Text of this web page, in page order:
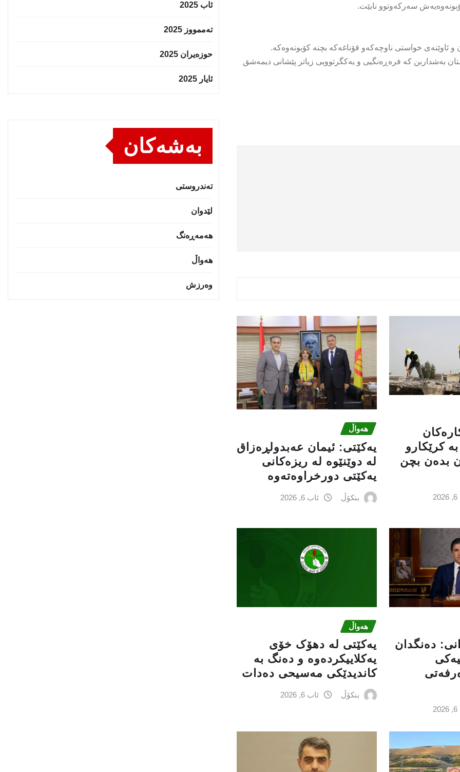
سه‌ركه‌وتوو نابێت.
ئاوێنه‌ی خواستی ناوچه‌كه‌و قۆناغه‌كه‌ بچنه‌ كۆبونه‌وه‌كه‌.
به‌شداربن كه‌ فره‌ڕه‌نگیی و یه‌كگرتوویی زیاتر پێشانی دیمه‌شق
کرێکارو
بدەن بچن
هەواڵ
یه‌كێتی: ئیمان عه‌بدولڕه‌زاق
له‌ دوێنێوه‌ له‌ ریزه‌كانی
یه‌كێتی دورخراوه‌ته‌وه‌
بنکۆڵ ئاب 6, 2026
دەنگدان
هەواڵ
یەکێتی لە دهۆک خۆی
یەکلاییکردەوە و دەنگ بە
کاندیدێکی مەسیحی دەدات
بنکۆڵ ئاب 6, 2026
ئاب 2025
تەممووز 2025
حوزه‌یران 2025
ئایار 2025
بەشەکان
تەندروستى
لێدوان
هەمەڕەنگ
هەواڵ
وەرزش